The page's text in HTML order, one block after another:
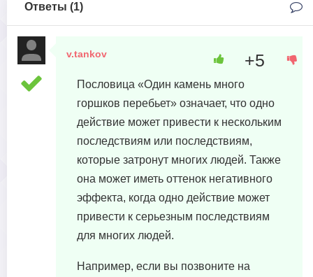
Ответы (1)
v.tankov
Пословица «Один камень много
горшков перебьет» означает, что одно
действие может привести к нескольким
последствиям или последствиям,
которые затронут многих людей. Также
она может иметь оттенок негативного
эффекта, когда одно действие может
привести к серьезным последствиям
для многих людей.
Например, если вы позвоните на
+5